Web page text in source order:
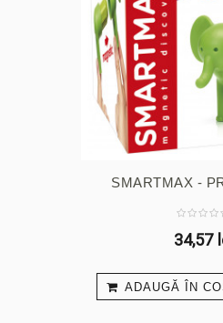
SMARTMAX -
34,57
ADAUGĂ ÎN